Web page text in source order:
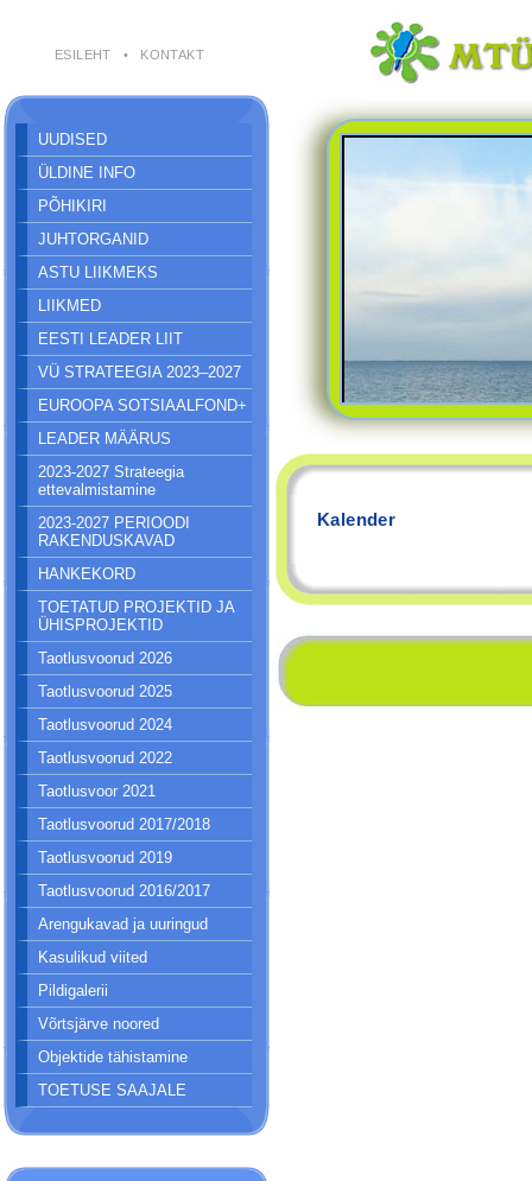
ESILEHT • KONTAKT
UUDISED
ÜLDINE INFO
PÕHIKIRI
JUHTORGANID
ASTU LIIKMEKS
LIIKMED
EESTI LEADER LIIT
VÜ STRATEEGIA 2023–2027
EUROOPA SOTSIAALFOND+
LEADER MÄÄRUS
2023-2027 Strateegia
ettevalmistamine
2023-2027 PERIOODI
RAKENDUSKAVAD
HANKEKORD
TOETATUD PROJEKTID JA
ÜHISPROJEKTID
Taotlusvoorud 2026
Taotlusvoorud 2025
Taotlusvoorud 2024
Taotlusvoorud 2022
Taotlusvoor 2021
Taotlusvoorud 2017/2018
Taotlusvoorud 2019
Taotlusvoorud 2016/2017
Arengukavad ja uuringud
Kasulikud viited
Pildigalerii
Võrtsjärve noored
Objektide tähistamine
TOETUSE SAAJALE
Kalender